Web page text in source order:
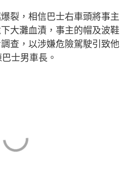
裂，相信巴士右車頭將事主
大灘血漬，事主的帽及波鞋
查，以涉嫌危險駕駛引致他
士男車長。